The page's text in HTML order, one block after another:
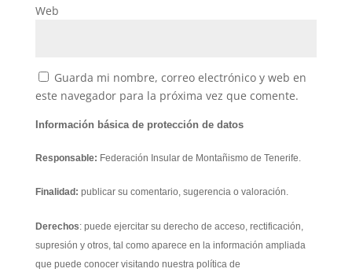
Web
Guarda mi nombre, correo electrónico y web en
este navegador para la próxima vez que comente.
Información básica de protección de datos
Responsable: Federación Insular de Montañismo de Tenerife.
Finalidad: publicar su comentario, sugerencia o valoración.
Derechos: puede ejercitar su derecho de acceso, rectificación,
supresión y otros, tal como aparece en la información ampliada
que puede conocer visitando nuestra política de